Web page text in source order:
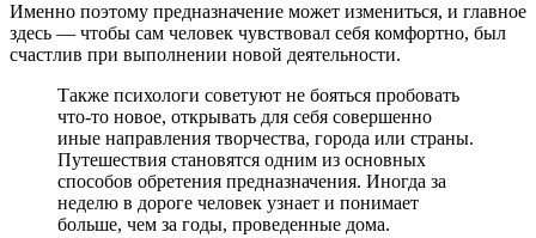
Именно поэтому предназначение может измениться, и главное
здесь — чтобы сам человек чувствовал себя комфортно, был
счастлив при выполнении новой деятельности.
Также психологи советуют не бояться пробовать
что-то новое, открывать для себя совершенно
иные направления творчества, города или страны.
Путешествия становятся одним из основных
способов обретения предназначения. Иногда за
неделю в дороге человек узнает и понимает
больше, чем за годы, проведенные дома.